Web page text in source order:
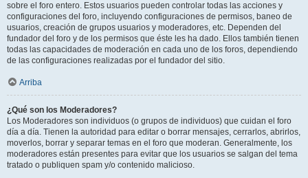
sobre el foro entero. Estos usuarios pueden controlar todas las acciones y
configuraciones del foro, incluyendo configuraciones de permisos, baneo de
usuarios, creación de grupos usuarios y moderadores, etc. Dependen del
fundador del foro y de los permisos que éste les ha dado. Ellos también tienen
todas las capacidades de moderación en cada uno de los foros, dependiendo
de las configuraciones realizadas por el fundador del sitio.
Arriba
¿Qué son los Moderadores?
Los Moderadores son individuos (o grupos de individuos) que cuidan el foro
día a día. Tienen la autoridad para editar o borrar mensajes, cerrarlos, abrirlos,
moverlos, borrar y separar temas en el foro que moderan. Generalmente, los
moderadores están presentes para evitar que los usuarios se salgan del tema
tratado o publiquen spam y/o contenido malicioso.